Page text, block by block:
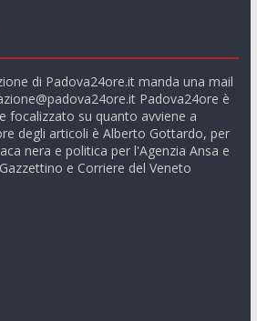
di Padova24ore.it manda una mail
Padova24ore è
focalizzato su quanto avviene a
degli articoli è Alberto Gottardo, per
nera e politica per l'Agenzia Ansa e
e Corriere del Veneto